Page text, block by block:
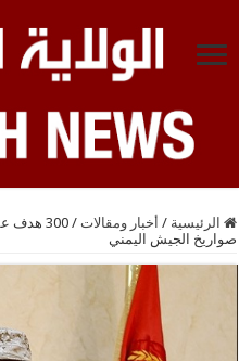
الرئيسية / أخبار ومقالات /
300
صواريخ الجيش اليمني